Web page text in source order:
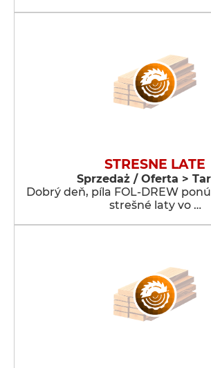
STRESNE LATE
Sprzedaż / Oferta >
Dobrý deň, píla FOL-DREW
strešné laty vo …